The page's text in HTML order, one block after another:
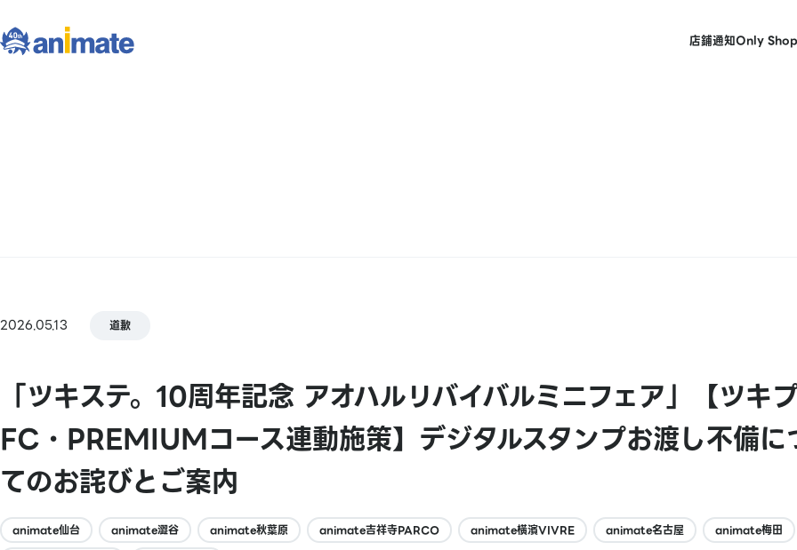
店鋪通知Only Shop
2026.05.13 道歉
「ツキステ。10周年記念 アオハルリバイバルミニフェア」【ツキ
FC・PREMIUMコース連動施策】デジタルスタンプお渡し不備に
てのお詫びとご案内
animate仙台 animate澀谷 animate秋葉原 animate吉祥寺PARCO animate橫濱VIVRE animate名古屋
animate梅田